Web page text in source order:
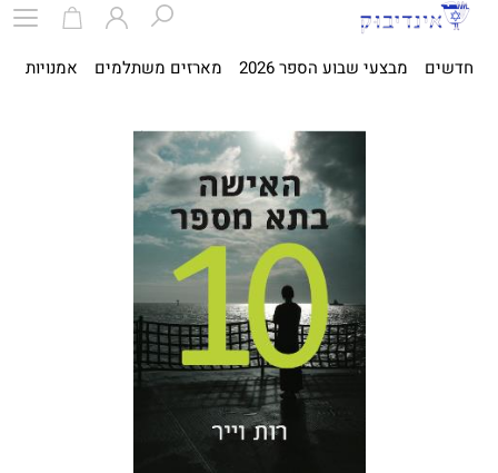
חדשים מבצעי שבוע הספר 2026 מארזים משתלמים אמנויות